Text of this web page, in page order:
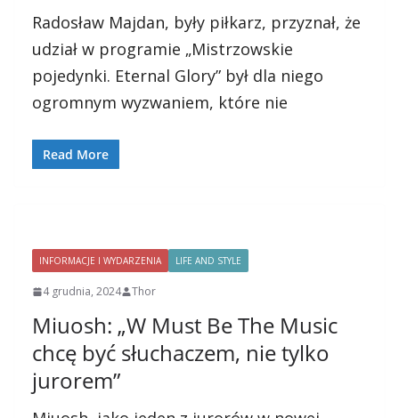
Radosław Majdan, były piłkarz, przyznał, że
udział w programie „Mistrzowskie
pojedynki. Eternal Glory” był dla niego
ogromnym wyzwaniem, które nie
Read More
INFORMACJE I WYDARZENIA LIFE AND STYLE
4 grudnia, 2024 Thor
Miuosh: „W Must Be The Music
chcę być słuchaczem, nie tylko
jurorem”